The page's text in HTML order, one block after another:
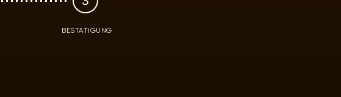
BESTATIGUNG